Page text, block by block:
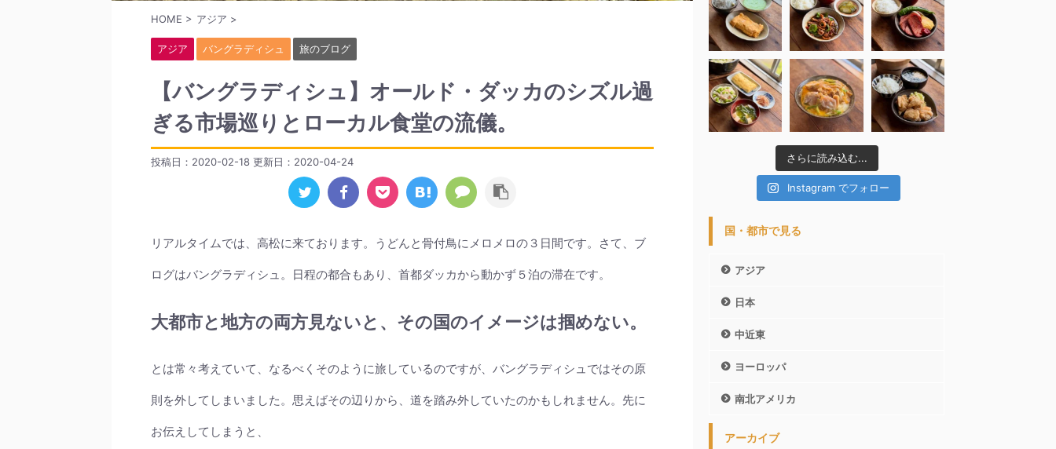
HOME > アジア >
アジア バングラディシュ 旅のブログ
【バングラディシュ】オールド・ダッカのシズル過
ぎる市場巡りとローカル食堂の流儀。
投稿日：2020-02-18 更新日： 2020-04-24
リアルタイムでは、高松に来ております。うどんと骨付鳥にメロメロの３日間です。さて、ブ
ログはバングラディシュ。日程の都合もあり、首都ダッカから動かず５泊の滞在です。
大都市と地方の両方見ないと、その国のイメージは掴めない。
とは常々考えていて、なるべくそのように旅しているのですが、バングラディシュではその原
則を外してしまいました。思えばその辺りから、道を踏み外していたのかもしれません。先に
お伝えしてしまうと、
さらに読み込む...
Instagram でフォロー
国・都市で見る
アジア
日本
中近東
ヨーロッパ
南北アメリカ
アーカイブ